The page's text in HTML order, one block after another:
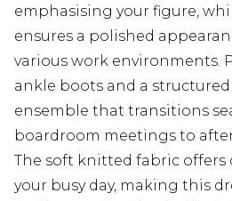
emphasising your figure,
ensures a polished
various work environments.
ankle boots and a
ensemble that transitions
boardroom meetings to
The soft knitted fabric
your busy day, making this